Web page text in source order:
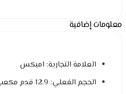
معلومات إضافية
العلامة التجارية: امبكس
الحجم الفعلي: 12.9 قدم مكعب